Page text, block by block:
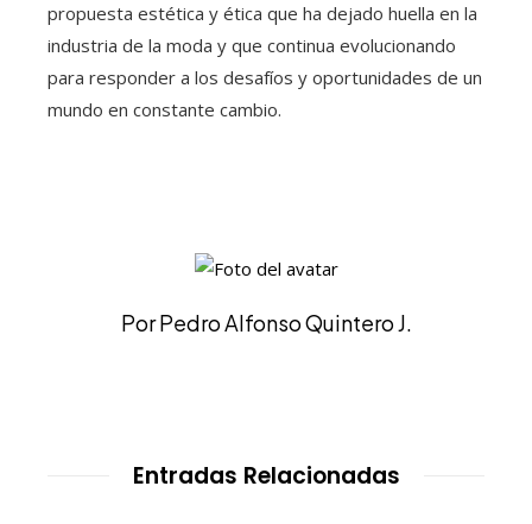
propuesta estética y ética que ha dejado huella en la
industria de la moda y que continua evolucionando
para responder a los desafíos y oportunidades de un
mundo en constante cambio.
Por Pedro Alfonso Quintero J.
Entradas Relacionadas